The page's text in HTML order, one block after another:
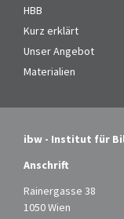
HBB
Kurz erklärt
Unser Angebot
Materialien
ibw - Institut für
Anschrift
Rainergasse 38
1050 Wien